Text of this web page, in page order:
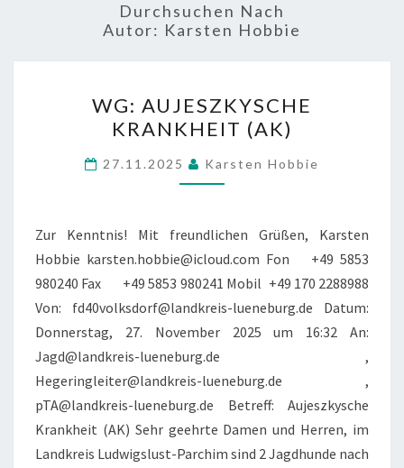
Durchsuchen Nach
Autor: Karsten Hobbie
AUJESZKYSCHE
KRANKHEIT
(AK)
WG: AUJESZKYSCHE
KRANKHEIT (AK)
27.11.2025 Karsten Hobbie
Zur Kenntnis! Mit freundlichen Grüßen, Karsten
Hobbie karsten.hobbie@icloud.com Fon +49 5853
980240 Fax +49 5853 980241 Mobil +49 170 2288988
Von: fd40volksdorf@landkreis-lueneburg.de Datum:
Donnerstag, 27. November 2025 um 16:32 An:
Jagd@landkreis-lueneburg.de ,
Hegeringleiter@landkreis-lueneburg.de ,
pTA@landkreis-lueneburg.de Betreff: Aujeszkysche
Krankheit (AK) Sehr geehrte Damen und Herren, im
Landkreis Ludwigslust-Parchim sind 2 Jagdhunde nach